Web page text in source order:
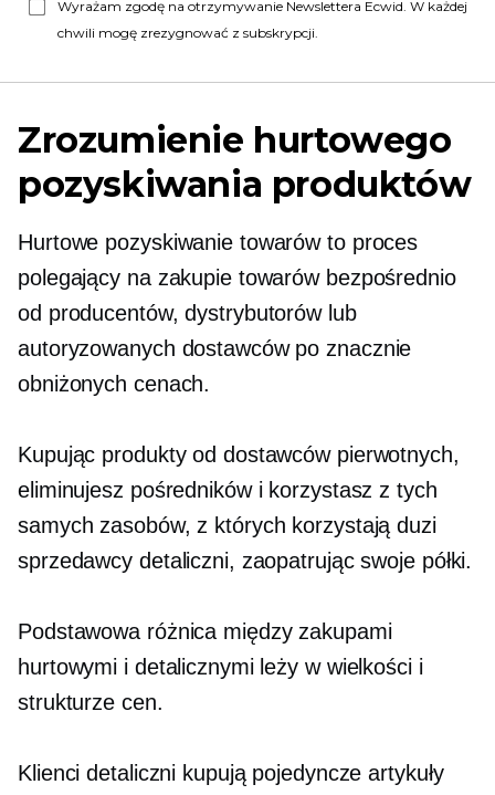
Wyrażam zgodę na otrzymywanie Newslettera Ecwid. W każdej
chwili mogę zrezygnować z subskrypcji.
Zrozumienie hurtowego
pozyskiwania produktów
Hurtowe pozyskiwanie towarów to proces
polegający na zakupie towarów bezpośrednio
od producentów, dystrybutorów lub
autoryzowanych dostawców po znacznie
obniżonych cenach.
Kupując produkty od dostawców pierwotnych,
eliminujesz pośredników i korzystasz z tych
samych zasobów, z których korzystają duzi
sprzedawcy detaliczni, zaopatrując swoje półki.
Podstawowa różnica między zakupami
hurtowymi i detalicznymi leży w wielkości i
strukturze cen.
Klienci detaliczni kupują pojedyncze artykuły